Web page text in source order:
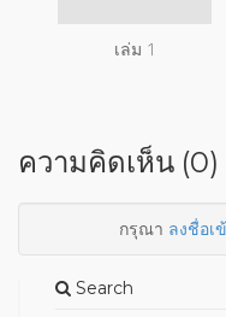
เล่ม 1
ความคิดเห็น (0)
กรุณา ลงชื่อเ
Search